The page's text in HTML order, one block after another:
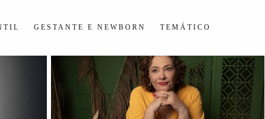
GESTANTE E NEWBORN TEMÁTICO